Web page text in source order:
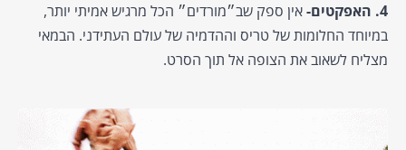
4. האפקטים-
אין ספק שב״מורדים״ הכל מרגיש אמיתי יותר,
במיוחד החלומות של טריס וההדמיה של עולם העתידני. הבמאי
מצליח לשאוב את הצופה אל תוך הסרט.